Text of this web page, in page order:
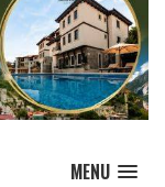
MENU